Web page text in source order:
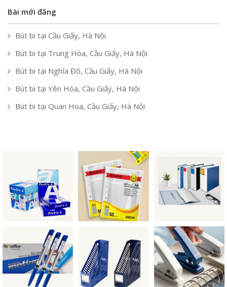
Bài mới đăng
Bút bi tại Cầu Giấy, Hà Nội
Bút bi tại Trung Hòa, Cầu Giấy, Hà Nội
Bút bi tại Nghĩa Đô, Cầu Giấy, Hà Nội
Bút bi tại Yên Hòa, Cầu Giấy, Hà Nội
Bút bi tại Quan Hoa, Cầu Giấy, Hà Nội